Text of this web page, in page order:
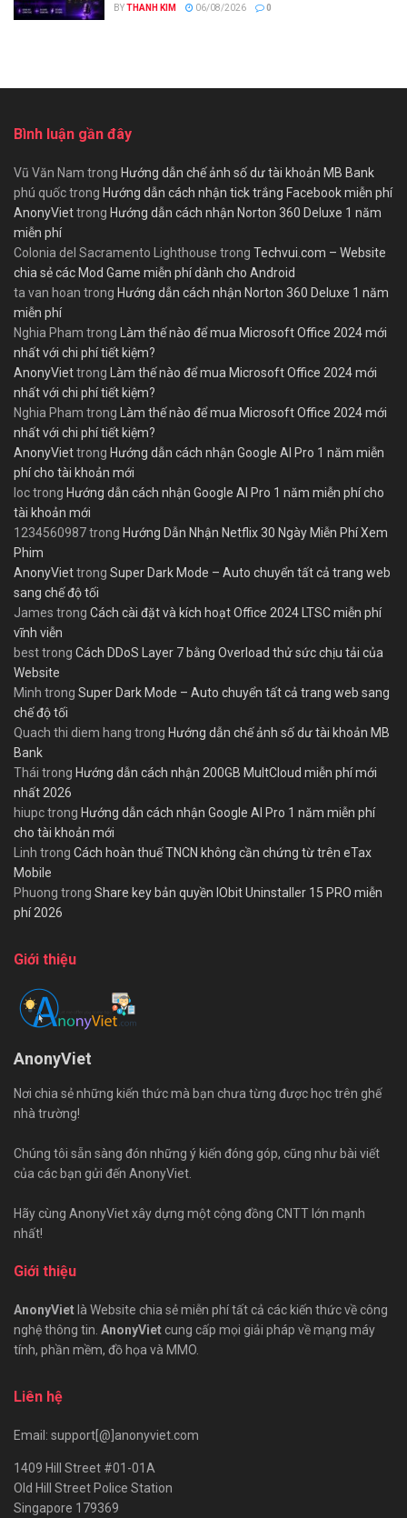
BYTHANH KIM 06/08/2026 0
Bình luận gần đây
Vũ Văn Nam trong Hướng dẫn chế ảnh số dư tài khoản MB Bank
phú quốctrong Hướng dẫn cách nhận tick trắng Facebook miễn phí
AnonyViettrong Hướng dẫn cách nhận Norton 360 Deluxe 1 năm
miễn phí
Colonia del Sacramento Lighthouse trong Techvui.com – Website
chia sẻ các Mod Game miễn phí dành cho Android
ta van hoan trong Hướng dẫn cách nhận Norton 360 Deluxe 1 năm
miễn phí
Nghia Pham trong Làm thế nào để mua Microsoft Office 2024 mới
nhất với chi phí tiết kiệm?
AnonyViettrong Làm thế nào để mua Microsoft Office 2024 mới
nhất với chi phí tiết kiệm?
Nghia Pham trong Làm thế nào để mua Microsoft Office 2024 mới
nhất với chi phí tiết kiệm?
AnonyViettrong Hướng dẫn cách nhận Google AI Pro 1 năm miễn
phí cho tài khoản mới
loctrong Hướng dẫn cách nhận Google AI Pro 1 năm miễn phí cho
tài khoản mới
1234560987trong Hướng Dẫn Nhận Netflix 30 Ngày Miễn Phí Xem
Phim
AnonyViettrong Super Dark Mode – Auto chuyển tất cả trang web
sang chế độ tối
James trong Cách cài đặt và kích hoạt Office 2024 LTSC miễn phí
vĩnh viễn
besttrong Cách DDoS Layer 7 bằng Overload thử sức chịu tải của
Website
Minh trong Super Dark Mode – Auto chuyển tất cả trang web sang
chế độ tối
Quach thi diem hang trong Hướng dẫn chế ảnh số dư tài khoản MB
Bank
Thái trong Hướng dẫn cách nhận 200GB MultCloud miễn phí mới
nhất 2026
hiupctrong Hướng dẫn cách nhận Google AI Pro 1 năm miễn phí
cho tài khoản mới
Linh trong Cách hoàn thuế TNCN không cần chứng từ trên eTax
Mobile
Phuong trong Share key bản quyền IObit Uninstaller 15 PRO miễn
phí 2026
Giới thiệu
AnonyViet
Nơi chia sẻ những kiến thức mà bạn chưa từng được học trên ghế
nhà trường!
Chúng tôi sẵn sàng đón những ý kiến đóng góp, cũng như bài viết
của các bạn gửi đến AnonyViet.
Hãy cùng AnonyViet xây dựng một cộng đồng CNTT lớn mạnh
nhất!
Giới thiệu
AnonyViet là Website chia sẻ miễn phí tất cả các kiến thức về công
nghệ thông tin. AnonyViet cung cấp mọi giải pháp về mạng máy
tính, phần mềm, đồ họa và MMO.
Liên hệ
Email: support[@]anonyviet.com
1409 Hill Street #01-01A
Old Hill Street Police Station
Singapore 179369